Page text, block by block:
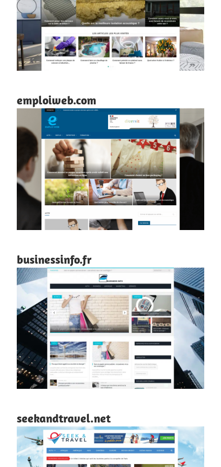
emploiweb.com
businessinfo.fr
seekandtravel.net